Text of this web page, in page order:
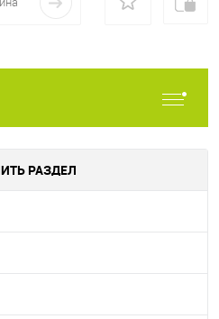
РАЗДЕЛ